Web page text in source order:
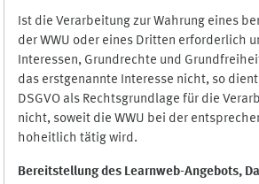
Ist die Verarbeitung zur Wahrung eines
der WWU oder eines Dritten erforderlich
Interessen, Grundrechte und
das erstgenannte Interesse nicht, so
DSGVO als Rechtsgrundlage für die
nicht, soweit die WWU bei der
hoheitlich tätig wird.
Bereitstellung des Learnweb-Angebots,